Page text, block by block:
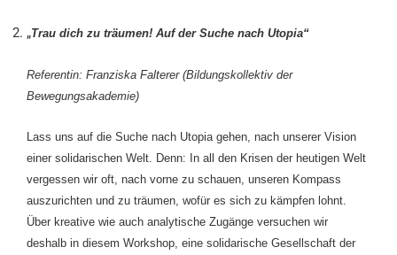
„Trau dich zu träumen! Auf der Suche nach Utopia“
Referentin: Franziska Falterer (Bildungskollektiv der
Bewegungsakademie)
Lass uns auf die Suche nach Utopia gehen, nach unserer Vision
einer solidarischen Welt. Denn: In all den Krisen der heutigen Welt
vergessen wir oft, nach vorne zu schauen, unseren Kompass
auszurichten und zu träumen, wofür es sich zu kämpfen lohnt.
Über kreative wie auch analytische Zugänge versuchen wir
deshalb in diesem Workshop, eine solidarische Gesellschaft der